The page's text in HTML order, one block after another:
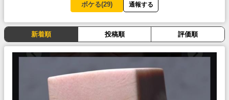
ボケる(29) 通報する
新着順 投稿順 評価順